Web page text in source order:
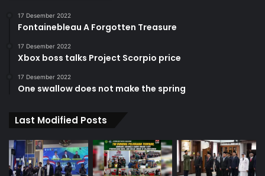
17 Desember 2022
Fontainebleau A Forgotten Treasure
17 Desember 2022
Xbox boss talks Project Scorpio price
17 Desember 2022
One swallow does not make the spring
Last Modified Posts